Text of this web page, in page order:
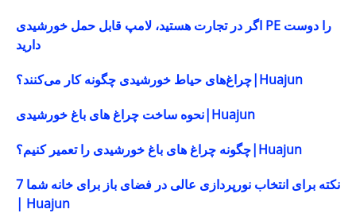
اگر در تجارت هستید، لامپ قابل حمل خورشیدی PE را دوست
دارید
چراغ‌های حیاط خورشیدی چگونه کار می‌کنند؟|Huajun
نحوه ساخت چراغ های باغ خورشیدی|Huajun
چگونه چراغ های باغ خورشیدی را تعمیر کنیم؟|Huajun
7 نکته برای انتخاب نورپردازی عالی در فضای باز برای خانه شما
| Huajun